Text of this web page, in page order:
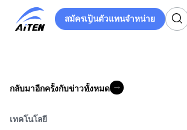
สมัครเป็นตัวแทนจำหน่าย
สมัครเป็นตัวแทนจำหน่าย
กลับมาอีกครั้งกับข่าวทั้งหมด
เทคโนโลยี